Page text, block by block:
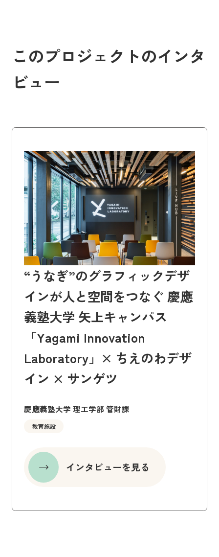
このプロジェクトのインタ
ビュー
“うなぎ”のグラフィックデザ
インが人と空間をつなぐ 慶應
義塾大学 矢上キャンパス
「Yagami Innovation
Laboratory」× ちえのわデザ
イン × サンゲツ
慶應義塾大学 理工学部 管財課
教育施設
インタビューを見る